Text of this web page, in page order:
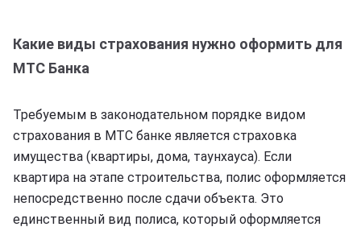
Какие виды страхования нужно оформить для
МТС Банка
Требуемым в законодательном порядке видом
страхования в МТС банке является страховка
имущества (квартиры, дома, таунхауса). Если
квартира на этапе строительства, полис оформляется
непосредственно после сдачи объекта. Это
единственный вид полиса, который оформляется